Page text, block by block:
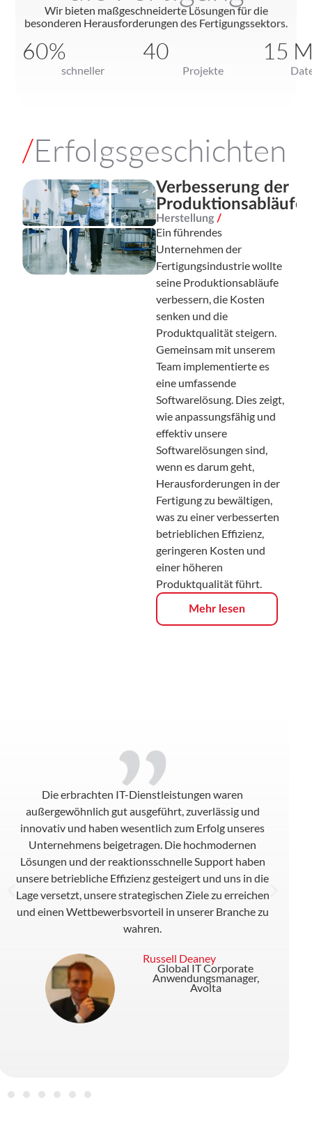
besonderen Herausforderungen des Fertigungssektors.
60%
schneller
40 15
/Erfolgsgeschichten
Verbesserung der
Produktionsabläufe
Herstellung /
Ein führendes
Unternehmen der
Fertigungsindustrie wollte
seine Produktionsabläufe
verbessern, die Kosten
senken und die
Produktqualität steigern.
Gemeinsam mit unserem
Team implementierte es
eine umfassende
Softwarelösung. Dies zeigt,
wie anpassungsfähig und
effektiv unsere
Softwarelösungen sind,
wenn es darum geht,
Herausforderungen in der
Fertigung zu bewältigen,
was zu einer verbesserten
betrieblichen Effizienz,
geringeren Kosten und
einer höheren
Produktqualität führt.
Mehr lesen
Die erbrachten IT-Dienstleistungen waren
außergewöhnlich gut ausgeführt, zuverlässig und
innovativ und haben wesentlich zum Erfolg unseres
Unternehmens beigetragen. Die hochmodernen
Lösungen und der reaktionsschnelle Support haben
unsere betriebliche Effizienz gesteigert und uns in die
Lage versetzt, unsere strategischen Ziele zu erreichen
und einen Wettbewerbsvorteil in unserer Branche zu
wahren.
Russell Deaney
Global IT Corporate
Anwendungsmanager,
Avolta